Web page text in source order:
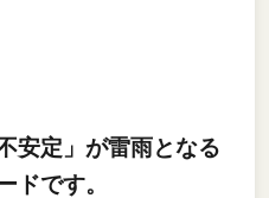
安定」が雷雨となる
ドです。